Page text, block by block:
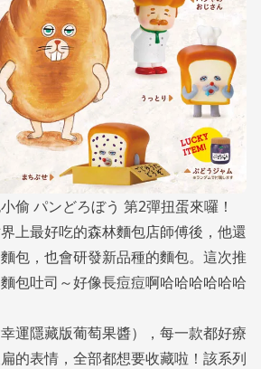
偷 パンどろぼう 第2彈扭蛋來囉！
上最好吃的森林麵包店師傅後，他還
包，也會研發新品種的麵包。這次推
包吐司～好像長痘痘啊哈哈哈哈哈哈
運隱藏版葡萄果醬），每一款都好療
的表情，全部都想要收藏啦！該系列